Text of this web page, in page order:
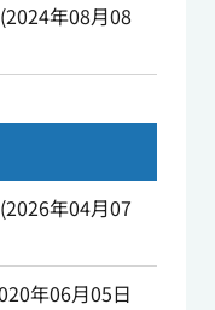
(2024年08月08
(2026年04月07
年06月05日